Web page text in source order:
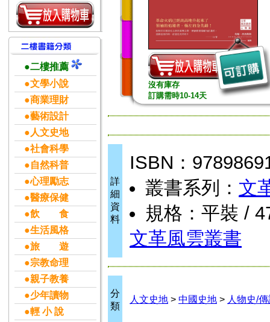
●二樓推薦
●文學小說
●商業理財
●藝術設計
●人文史地
●社會科學
●自然科普
●心理勵志
●醫療保健
●飲 食
●生活風格
●旅 遊
●宗教命理
●親子教養
●少年讀物
●輕 小 說
沒有庫存
訂購需時10-14天
詳
細
資
料
ISBN：
叢書系列： 文
規格：平裝 /
文革風雲叢書
分
類
人文史地 > 中國史地 > 人物史/